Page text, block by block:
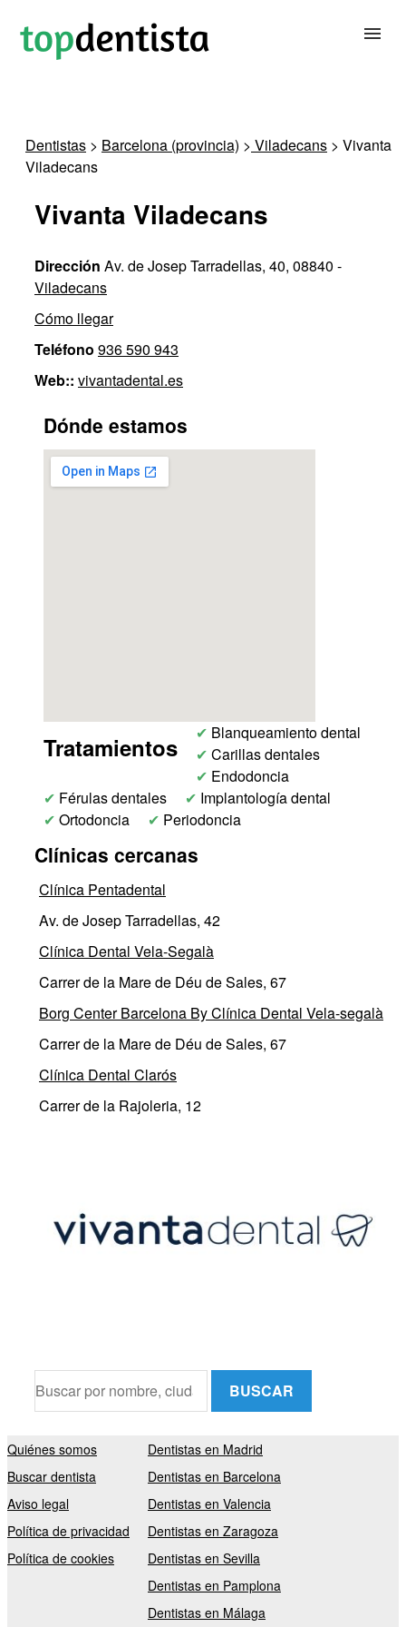
PARA CLÍNICAS DENTALES
CONTACTAR
Dentistas > Barcelona (provincia) > Viladecans > Vivanta
Viladecans
Vivanta Viladecans
Dirección Av. de Josep Tarradellas, 40, 08840 -
Viladecans
Cómo llegar
Teléfono 936 590 943
Web:: vivantadental.es
Dónde estamos
Tratamientos ✔ Blanqueamiento dental
✔ Carillas dentales
✔ Endodoncia
✔ Férulas dentales ✔ Implantología dental
✔ Ortodoncia ✔ Periodoncia
Clínicas cercanas
Clínica Pentadental
Av. de Josep Tarradellas, 42
Clínica Dental Vela-Segalà
Carrer de la Mare de Déu de Sales, 67
Borg Center Barcelona By Clínica Dental Vela-segalà
Carrer de la Mare de Déu de Sales, 67
Clínica Dental Clarós
Carrer de la Rajoleria, 12
BUSCAR
Quiénes somos
Buscar dentista
Aviso legal
Política de privacidad
Política de cookies
Dentistas en Madrid
Dentistas en Barcelona
Dentistas en Valencia
Dentistas en Zaragoza
Dentistas en Sevilla
Dentistas en Pamplona
Dentistas en Málaga